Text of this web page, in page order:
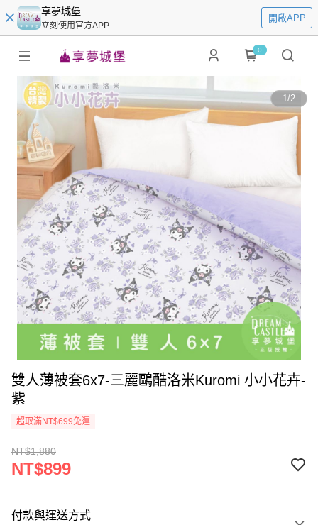
享夢城堡
立刻使用官方APP
開啟APP
0
1/2
雙人薄被套6x7-三麗鷗酷洛米Kuromi 小小花卉-
紫
超取滿NT$699免運
NT$1,880
NT$899
付款與運送方式